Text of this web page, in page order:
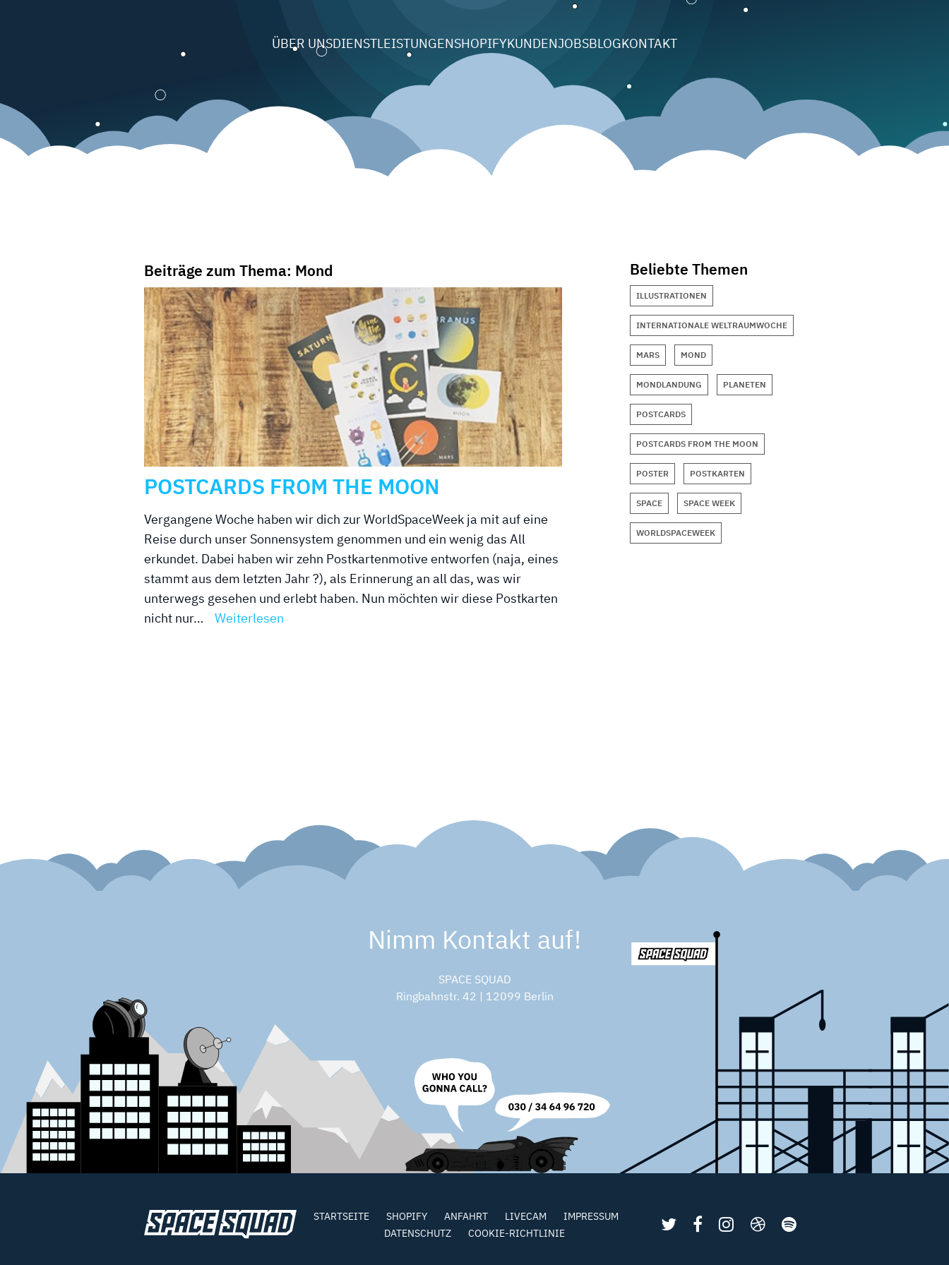
ÜBER UNSDIENSTLEISTUNGENSHOPIFYKUNDENJOBSBLOGKONTAKT
Beiträge zum Thema: Mond
POSTCARDS FROM THE MOON
Vergangene Woche haben wir dich zur WorldSpaceWeek ja mit auf eine
Reise durch unser Sonnensystem genommen und ein wenig das All
erkundet. Dabei haben wir zehn Postkartenmotive entworfen (naja, eines
stammt aus dem letzten Jahr ?), als Erinnerung an all das, was wir
unterwegs gesehen und erlebt haben. Nun möchten wir diese Postkarten
nicht nur…
Weiterlesen
Beliebte Themen
ILLUSTRATIONEN
INTERNATIONALE WELTRAUMWOCHE
MARS MOND
MONDLANDUNG PLANETEN
POSTCARDS
POSTCARDS FROM THE MOON
POSTER POSTKARTEN
SPACE SPACE WEEK
WORLDSPACEWEEK
Nimm Kontakt auf!
SPACE SQUAD
Ringbahnstr. 42 | 12099 Berlin
STARTSEITE SHOPIFY ANFAHRT LIVECAM
IMPRESSUM
DATENSCHUTZ
COOKIE-RICHTLINIE
SPACESPACESPACESPACESPACE